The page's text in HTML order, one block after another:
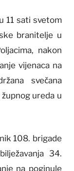
11 sati svetom
branitelje u
nakon
vijenaca na
svečana
ureda u
108. brigade
34.
na poginule